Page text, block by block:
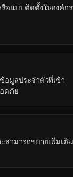
รือแบบติดตั้งในองค์กร
อมูลประจำตัวที่เข้า
ดภัย
ามารถขยายเพิ่มเติม